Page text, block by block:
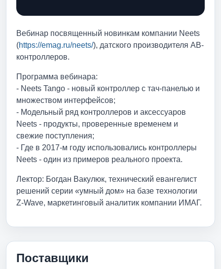
Вебинар посвященный новинкам компании Neets
(https://emag.ru/neets/), датского производителя АВ-
контроллеров.
Программа вебинара:
- Neets Tango - новый контроллер с тач-панелью и
множеством интерфейсов;
- Модельный ряд контроллеров и аксессуаров
Neets - продукты, проверенные временем и
свежие поступления;
- Где в 2017-м году использовались контроллеры
Neets - один из примеров реального проекта.
Лектор: Богдан Вакулюк, технический евангелист
решений серии «умный дом» на базе технологии
Z-Wave, маркетинговый аналитик компании ИМАГ.
Поставщики